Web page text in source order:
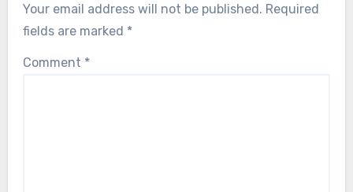
Your email address will not be published. Required
fields are marked *
Comment *